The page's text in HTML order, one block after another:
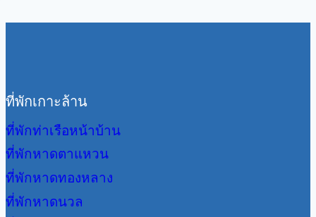
ที่พักเกาะล้าน
ที่พักท่าเรือหน้าบ้าน
ที่พักหาดตาแหวน
ที่พักหาดทองหลาง
ที่พักหาดนวล